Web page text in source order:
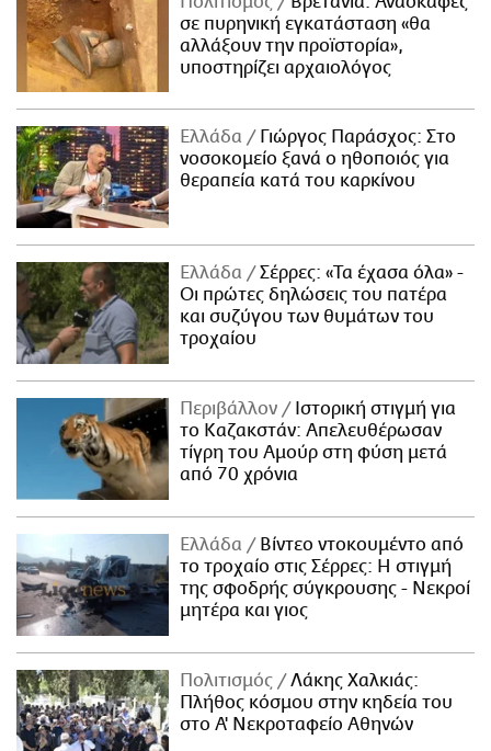
σε πυρηνική εγκατάσταση «θα
αλλάξουν την προϊστορία»,
υποστηρίζει αρχαιολόγος
Ελλάδα
Γιώργος Παράσχος: Στο
νοσοκομείο ξανά ο ηθοποιός για
θεραπεία κατά του καρκίνου
Ελλάδα
Σέρρες: «Τα έχασα όλα» -
Οι πρώτες δηλώσεις του πατέρα
και συζύγου των θυμάτων του
τροχαίου
Περιβάλλον
Ιστορική στιγμή για
το Καζακστάν: Απελευθέρωσαν
τίγρη του Αμούρ στη φύση μετά
από 70 χρόνια
Ελλάδα
Βίντεο ντοκουμέντο από
το τροχαίο στις Σέρρες: Η στιγμή
της σφοδρής σύγκρουσης - Νεκροί
μητέρα και γιος
Πολιτισμός
Λάκης Χαλκιάς:
Πλήθος κόσμου στην κηδεία του
στο Α' Νεκροταφείο Αθηνών